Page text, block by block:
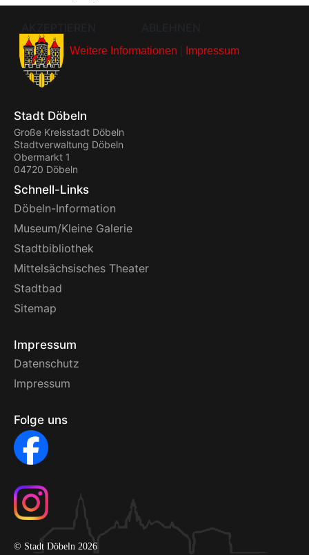
Stadt Döbeln
Große Kreisstadt Döbeln
Stadtverwaltung Döbeln
Obermarkt 1
04720 Döbeln
Schnell-Links
Döbeln-Information
Museum/Kleine Galerie
Stadtbibliothek
Mittelsächsisches Theater
Stadtbad
Sitemap
Impressum
Datenschutz
Impressum
Folge uns
© Stadt Döbeln 2026
Weitere Informationen Impressum